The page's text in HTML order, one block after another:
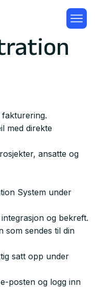
fakturering.
med direkte
ansatte og
System under
og bekreft.
som sendes til din
satt opp under
posten og logg inn